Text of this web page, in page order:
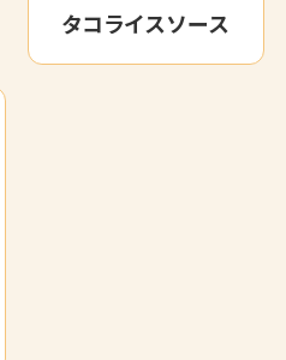
タコライスソース